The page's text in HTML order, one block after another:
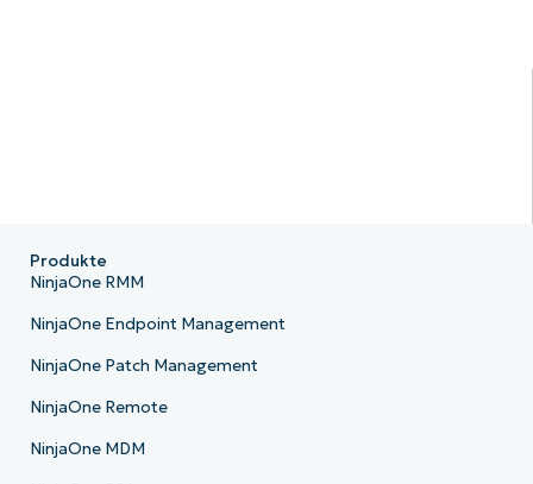
Produkte
NinjaOne RMM
NinjaOne Endpoint Management
NinjaOne Patch Management
NinjaOne Remote
NinjaOne MDM